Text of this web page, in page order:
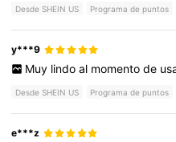
Desde SHEIN US Programa de puntos
y***9
Muy lindo al momento de
Desde SHEIN US Programa de puntos
e***z